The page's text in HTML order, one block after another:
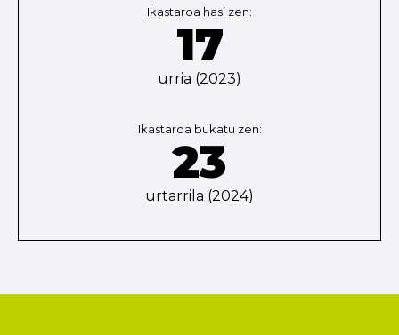
Ikastaroa hasi zen:
17
urria (2023)
Ikastaroa bukatu zen:
23
urtarrila (2024)